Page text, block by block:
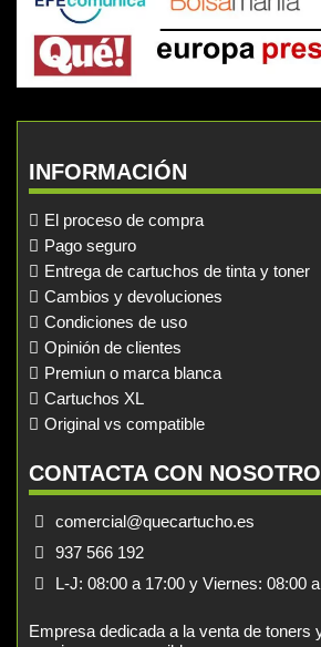
INFORMACIÓN
El proceso de compra
Pago seguro
Entrega de cartuchos de tinta y toner
Cambios y devoluciones
Condiciones de uso
Opinión de clientes
Premiun o marca blanca
Cartuchos XL
Original vs compatible
CONTACTA CON
comercial@quecartucho.es
937 566 192
L-J: 08:00 a 17:00 y Viernes: 08:00
Empresa dedicada a la venta de toners